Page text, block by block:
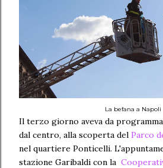
La befana a Napoli
Il terzo giorno aveva da
dal centro, alla scoperta del Parco
nel quartiere Ponticelli.
stazione Garibaldi con la